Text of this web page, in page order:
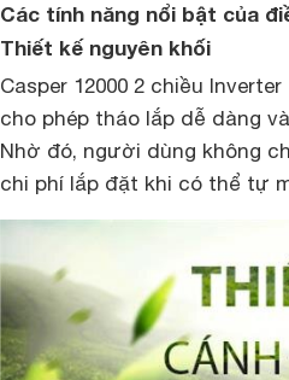
Các tính năng nổi bật của
Thiết kế nguyên khối
Casper 12000 2 chiều
cho phép tháo lắp dễ dàng
Nhờ đó, người dùng không
chi phí lắp đặt khi có thể tự